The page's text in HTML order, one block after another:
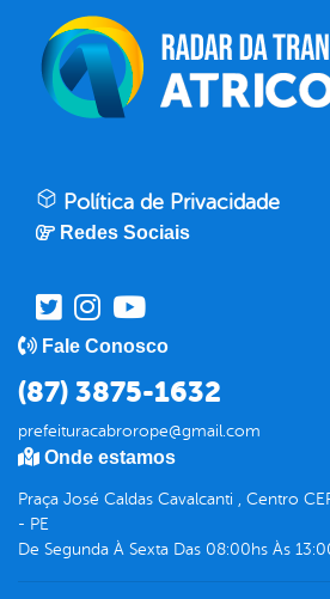
Política de Privacidade
Redes Sociais
Fale Conosco
(87) 3875-1632
prefeituracabrorope@gmail.com
Onde estamos
Praça José Caldas Cavalcanti , Centro
- PE
De Segunda À Sexta Das 08:00hs Às